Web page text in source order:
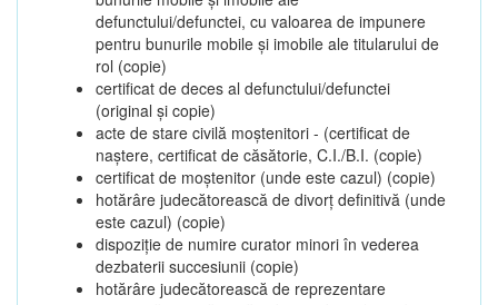
defunctului/defunctei, cu valoarea de impunere
pentru bunurile mobile și imobile ale titularului de
rol (copie)
certificat de deces al defunctului/defunctei
(original și copie)
acte de stare civilă moștenitori - (certificat de
naștere, certificat de căsătorie, C.I./B.I. (copie)
certificat de moștenitor (unde este cazul) (copie)
hotărâre judecătorească de divorț definitivă (unde
este cazul) (copie)
dispoziție de numire curator minori în vederea
dezbaterii succesiunii (copie)
hotărâre judecătorească de reprezentare